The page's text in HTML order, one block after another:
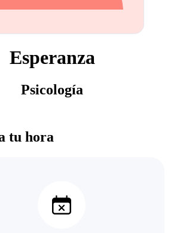
Esperanza
Psicología
tu hora